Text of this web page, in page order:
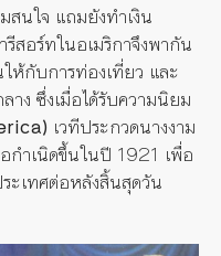
สนใจ แถมยังทำเงิน
รีสอร์ทในอเมริกาจึงพากัน
ห้กับการท่องเที่ยว และ
ง ซึ่งเมื่อได้รับความนิยม
เวทีประกวดนางงาม
กำเนิดขึ้นในปี 1921 เพื่อ
ะเทศต่อหลังสิ้นสุดวัน